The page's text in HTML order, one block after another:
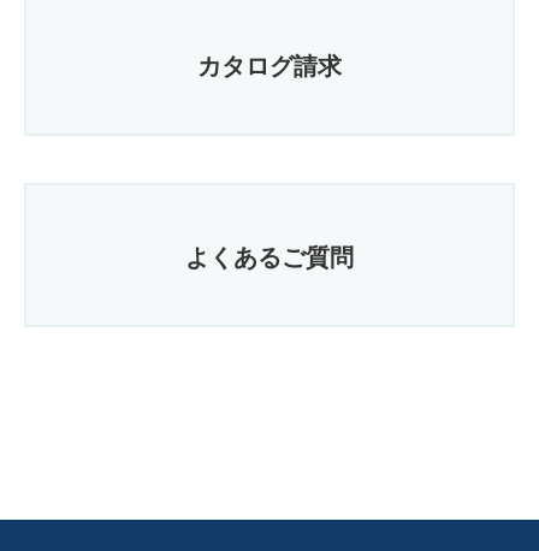
カタログ請求
よくあるご質問